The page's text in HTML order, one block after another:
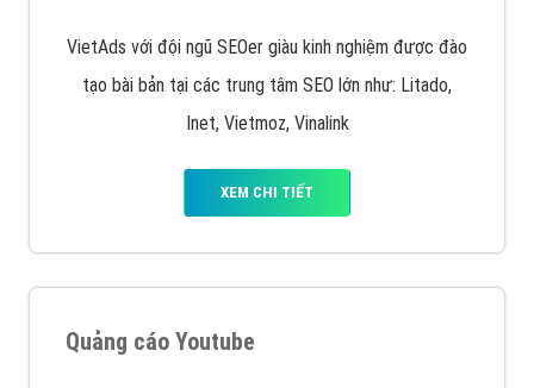
VietAds với đội ngũ SEOer giàu kinh nghiệm được đào
tạo bài bản tại các trung tâm SEO lớn như: Litado,
Inet, Vietmoz, Vinalink
XEM CHI TIẾT
Quảng cáo Youtube